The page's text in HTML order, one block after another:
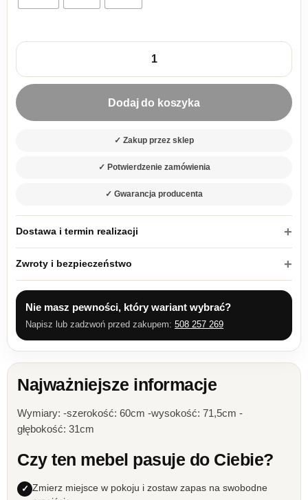
ilość szafka kuchenna Cardo 60 G-72 1F
Dodaj do koszyka
✓ Zakup przez sklep
✓ Potwierdzenie zamówienia
✓ Gwarancja producenta
Dostawa i termin realizacji
Zwroty i bezpieczeństwo
Nie masz pewności, który wariant wybrać?
Napisz lub zadzwoń przed zakupem: 508 257 269
Najważniejsze informacje
Wymiary: -szerokość: 60cm -wysokość: 71,5cm -
głębokość: 31cm
Czy ten mebel pasuje do Ciebie?
Zmierz miejsce w pokoju i zostaw zapas na swobodne